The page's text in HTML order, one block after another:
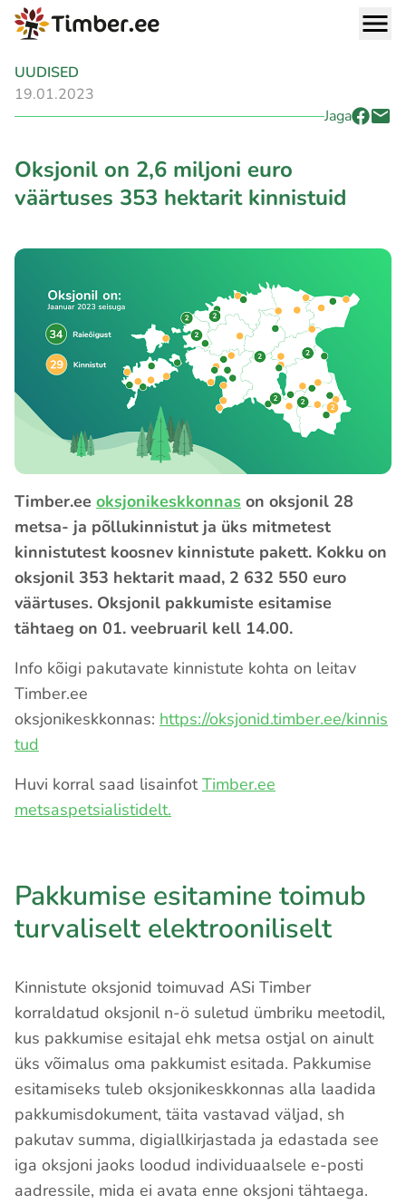
UUDISED
19.01.2023
Jaga
Oksjonil on 2,6 miljoni euro
väärtuses 353 hektarit kinnistuid
Timber.ee oksjonikeskkonnas on oksjonil 28
metsa- ja põllukinnistut ja üks mitmetest
kinnistutest koosnev kinnistute pakett. Kokku on
oksjonil 353 hektarit maad, 2 632 550 euro
väärtuses. Oksjonil pakkumiste esitamise
tähtaeg on 01. veebruaril kell 14.00.
Info kõigi pakutavate kinnistute kohta on leitav
Timber.ee
oksjonikeskkonnas: https://oksjonid.timber.ee/kinnis
tud
Huvi korral saad lisainfotTimber.ee
metsaspetsialistidelt.
Pakkumise esitamine toimub
turvaliselt elektrooniliselt
Kinnistute oksjonid toimuvad ASi Timber
korraldatud oksjonil n-ö suletud ümbriku meetodil,
kus pakkumise esitajal ehk metsa ostjal on ainult
üks võimalus oma pakkumist esitada. Pakkumise
esitamiseks tuleb oksjonikeskkonnas alla laadida
pakkumisdokument, täita vastavad väljad, sh
pakutav summa, digiallkirjastada ja edastada see
iga oksjoni jaoks loodud individuaalsele e-posti
aadressile, mida ei avata enne oksjoni tähtaega.